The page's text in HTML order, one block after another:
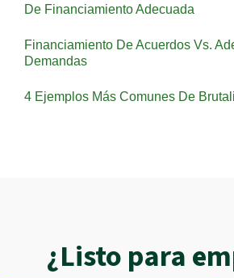
De Financiamiento Adecuada
Financiamiento De Acuerdos Vs.
Demandas
4 Ejemplos Más Comunes De
¿Listo para